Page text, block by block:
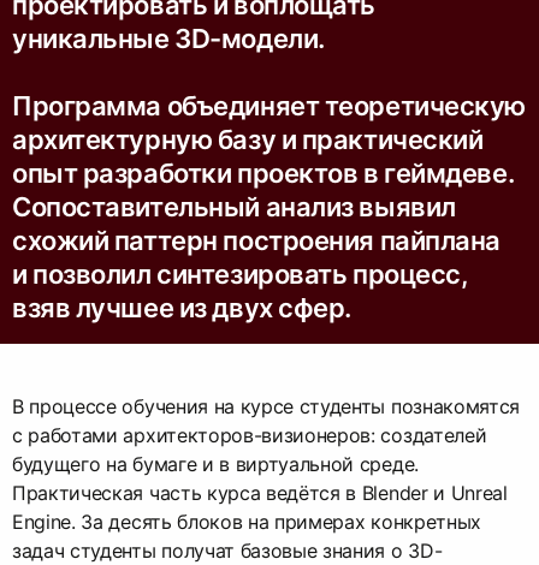
уникальные 3D-модели.
Программа объединяет теоретическую
архитектурную базу и практический
опыт разработки проектов в геймдеве.
Сопоставительный анализ выявил
схожий паттерн построения пайплана
и позволил синтезировать процесс,
взяв лучшее из двух сфер.
В процессе обучения на курсе студенты познакомятся
с работами архитекторов-­визионеров: создателей
будущего на бумаге и в виртуальной среде.
Практическая часть курса ведётся в Blender и Unreal
Engine. За десять блоков на примерах конкретных
задач студенты получат базовые знания о 3D-